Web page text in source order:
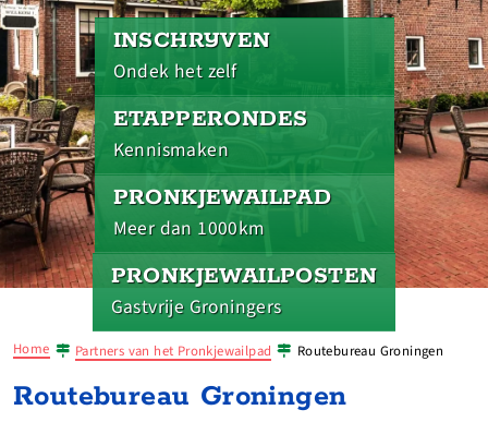
INSCHRIJVEN
Ondek het zelf
ETAPPERONDES
Kennismaken
PRONKJEWAILPAD
Meer dan 1000km
PRONKJEWAILPOSTEN
Gastvrije Groningers
Home Partners van het Pronkjewailpad Routebureau Groningen
Routebureau Groningen